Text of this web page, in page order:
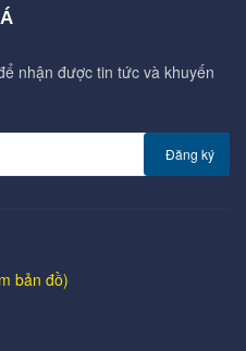
nhận được tin tức và khuyến
Đăng ký
bản đồ)